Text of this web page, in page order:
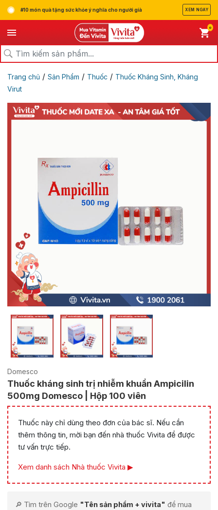
#10 món quà tặng sức khỏe ý nghĩa cho người già XEM NGAY
0
Trang chủ / Sản Phẩm / Thuốc / Thuốc Kháng Sinh, Kháng
Virut
Domesco
Thuốc kháng sinh trị nhiễm khuẩn Ampicilin
500mg Domesco | Hộp 100 viên
Thuốc này chỉ dùng theo đơn của bác sĩ. Nếu cần
thêm thông tin, mời bạn đến nhà thuốc Vivita để được
tư vấn trực tiếp.
Xem danh sách Nhà thuốc Vivita ▶
🔎 Tìm trên Google "Tên sản phẩm + vivita" để mua